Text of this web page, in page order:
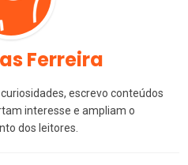
Ferreira
escrevo conteúdos
interesse e ampliam o
dos leitores.